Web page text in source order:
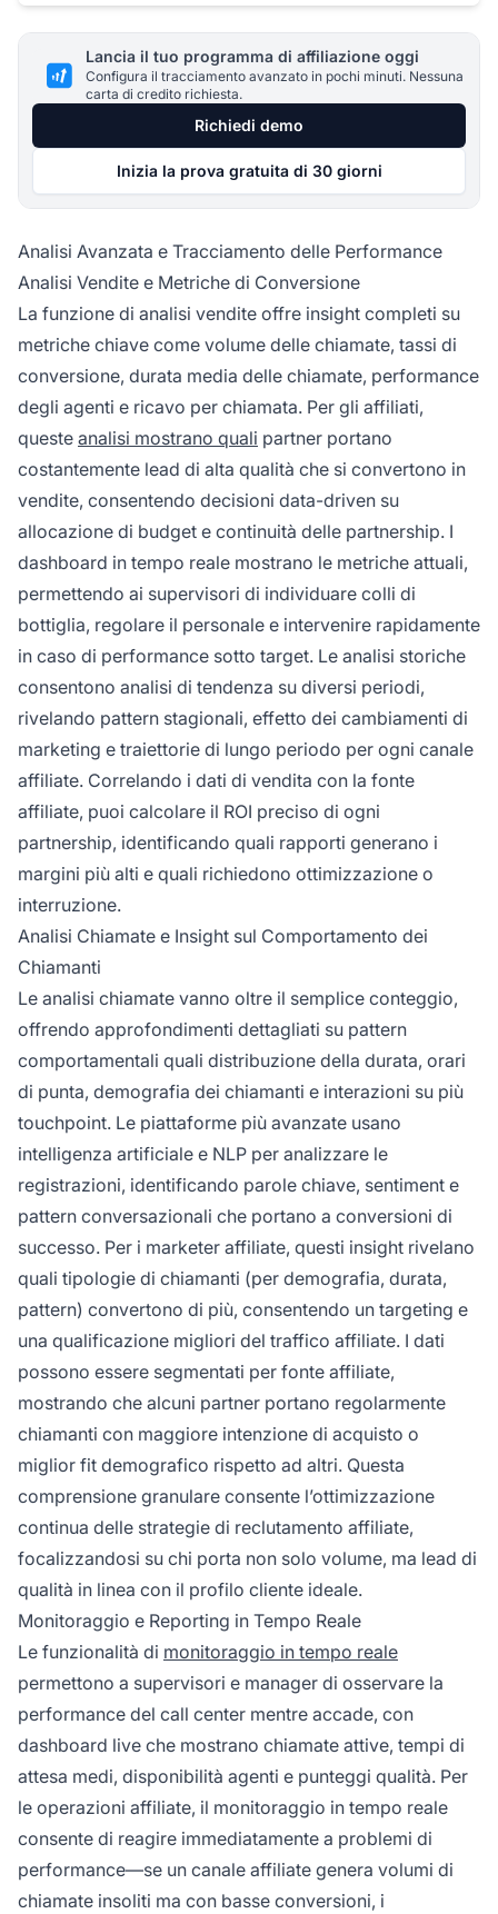
Lancia il tuo programma di affiliazione oggi
Configura il tracciamento avanzato in pochi minuti. Nessuna
carta di credito richiesta.
Richiedi demo
Inizia la prova gratuita di 30 giorni
Analisi Avanzata e Tracciamento delle Performance
Analisi Vendite e Metriche di Conversione
La funzione di analisi vendite offre insight completi su
metriche chiave come volume delle chiamate, tassi di
conversione, durata media delle chiamate, performance
degli agenti e ricavo per chiamata. Per gli affiliati,
queste analisi mostrano quali partner portano
costantemente lead di alta qualità che si convertono in
vendite, consentendo decisioni data-driven su
allocazione di budget e continuità delle partnership. I
dashboard in tempo reale mostrano le metriche attuali,
permettendo ai supervisori di individuare colli di
bottiglia, regolare il personale e intervenire rapidamente
in caso di performance sotto target. Le analisi storiche
consentono analisi di tendenza su diversi periodi,
rivelando pattern stagionali, effetto dei cambiamenti di
marketing e traiettorie di lungo periodo per ogni canale
affiliate. Correlando i dati di vendita con la fonte
affiliate, puoi calcolare il ROI preciso di ogni
partnership, identificando quali rapporti generano i
margini più alti e quali richiedono ottimizzazione o
interruzione.
Analisi Chiamate e Insight sul Comportamento dei
Chiamanti
Le analisi chiamate vanno oltre il semplice conteggio,
offrendo approfondimenti dettagliati su pattern
comportamentali quali distribuzione della durata, orari
di punta, demografia dei chiamanti e interazioni su più
touchpoint. Le piattaforme più avanzate usano
intelligenza artificiale e NLP per analizzare le
registrazioni, identificando parole chiave, sentiment e
pattern conversazionali che portano a conversioni di
successo. Per i marketer affiliate, questi insight rivelano
quali tipologie di chiamanti (per demografia, durata,
pattern) convertono di più, consentendo un targeting e
una qualificazione migliori del traffico affiliate. I dati
possono essere segmentati per fonte affiliate,
mostrando che alcuni partner portano regolarmente
chiamanti con maggiore intenzione di acquisto o
miglior fit demografico rispetto ad altri. Questa
comprensione granulare consente l’ottimizzazione
continua delle strategie di reclutamento affiliate,
focalizzandosi su chi porta non solo volume, ma lead di
qualità in linea con il profilo cliente ideale.
Monitoraggio e Reporting in Tempo Reale
Le funzionalità di monitoraggio in tempo reale
permettono a supervisori e manager di osservare la
performance del call center mentre accade, con
dashboard live che mostrano chiamate attive, tempi di
attesa medi, disponibilità agenti e punteggi qualità. Per
le operazioni affiliate, il monitoraggio in tempo reale
consente di reagire immediatamente a problemi di
performance—se un canale affiliate genera volumi di
chiamate insoliti ma con basse conversioni, i